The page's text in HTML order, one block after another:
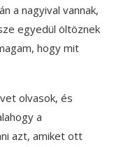
a nagyival vannak,
egyedül öltöznek
hogy mit
olvasok, és
a
azt, amiket ott